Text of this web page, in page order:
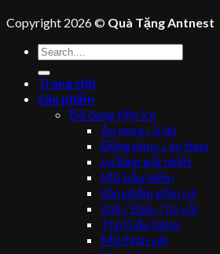
Copyright 2026 © Quà Tặng Antnest
Tìm
kiếm:
Trang chủ
Sản phẩm
Đồ dùng tiện ích
Áo mưa / ô dù
Đồng phục / áo thun
Ly/Bình giữ nhiệt
Mũ bảo hiểm
Sản phẩm gốm sứ
Vali / Balo / túi vải
Thú/Gấu bông
Mũ/Nón vải